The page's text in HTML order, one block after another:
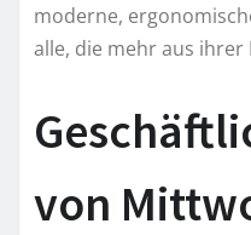
moderne,
alle, die mehr aus
von